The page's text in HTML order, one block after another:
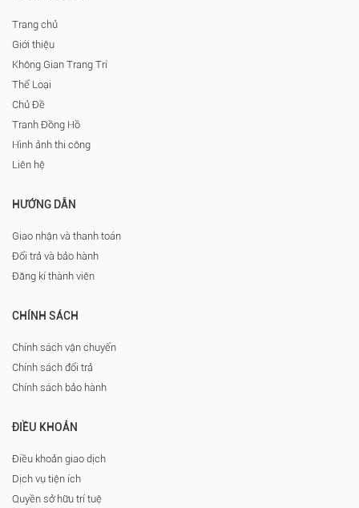
Trang chủ
Giới thiệu
Không Gian Trang Trí
Thể Loại
Chủ Đề
Tranh Đồng Hồ
Hình ảnh thi công
Liên hệ
HƯỚNG DẪN
Giao nhận và thanh toán
Đổi trả và bảo hành
Đăng kí thành viên
CHÍNH SÁCH
Chính sách vận chuyển
Chính sách đổi trả
Chính sách bảo hành
ĐIỀU KHOẢN
Điều khoản giao dịch
Dịch vụ tiện ích
Quyền sở hữu trí tuệ